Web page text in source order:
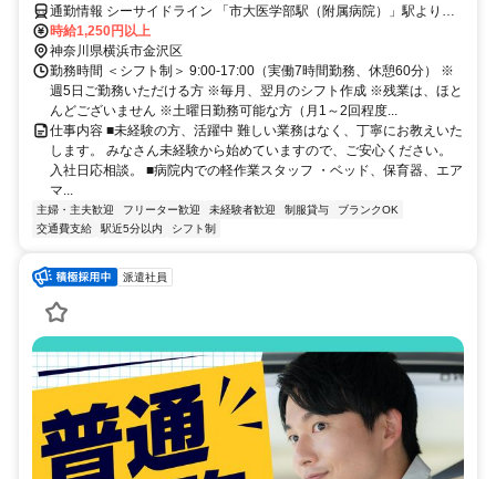
通勤情報 シーサイドライン 「市大医学部駅（附属病院）」駅より徒
歩1分
時給1,250円以上
神奈川県横浜市金沢区
勤務時間 ＜シフト制＞ 9:00-17:00（実働7時間勤務、休憩60分） ※
週5日ご勤務いただける方 ※毎月、翌月のシフト作成 ※残業は、ほと
んどございません ※土曜日勤務可能な方（月1～2回程度...
仕事内容 ■未経験の方、活躍中 難しい業務はなく、丁寧にお教えいた
します。 みなさん未経験から始めていますので、ご安心ください。
入社日応相談。 ■病院内での軽作業スタッフ ・ベッド、保育器、エア
マ...
主婦・主夫歓迎 フリーター歓迎 未経験者歓迎 制服貸与
ブランクOK
交通費支給
駅近5分以内 シフト制
派遣社員